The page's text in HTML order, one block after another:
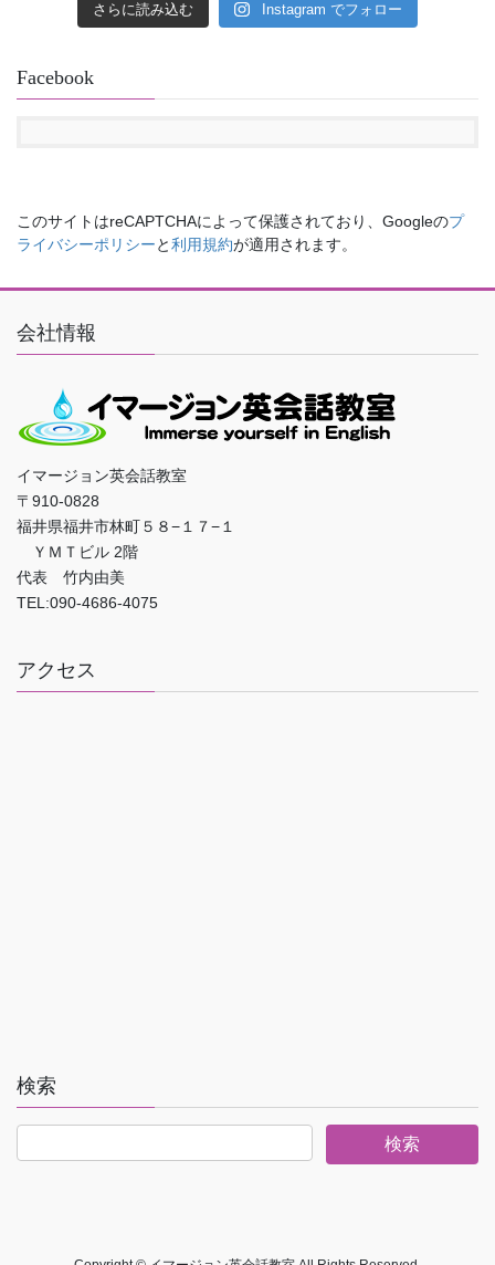
さらに読み込む Instagram でフォロー
Facebook
このサイトはreCAPTCHAによって保護されており、Googleのプ
ライバシーポリシーと利用規約が適用されます。
会社情報
イマージョン英会話教室
〒910-0828
福井県福井市林町５８−１７−１
ＹＭＴビル 2階
代表 竹内由美
TEL:090-4686-4075
アクセス
検索